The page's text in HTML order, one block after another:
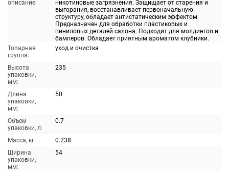
описание:
никотиновые загрязнения. Защищает от старения и
выгорания, восстанавливает первоначальную
структуру, обладает антистатическим эффектом.
Предназначен для обработки пластиковых и
виниловых деталей салона. Подходит для молдингов и
бамперов. Обладает приятным ароматом клубники.
Товарная
группа:
уход и очистка
Высота
упаковки,
мм:
235
Длина
упаковки,
мм:
50
Объем
упаковки, л:
0.7
Масса, кг:
0.238
Ширина
упаковки,
мм:
54